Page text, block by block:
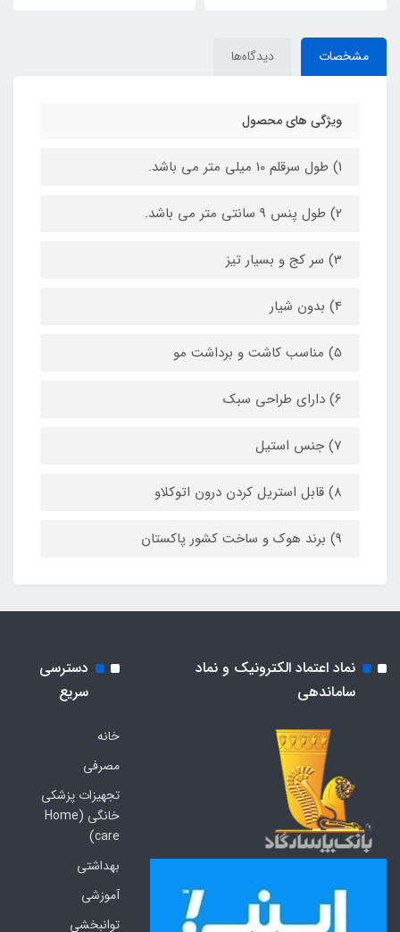
مشخصات دیدگاه‌ها
ویژگی های محصول
1) طول سرقلم 10 میلی متر می باشد.
2) طول پنس 9 سانتی متر می باشد.
3) سر کج و بسیار تیز
4) بدون شیار
5) مناسب کاشت و برداشت مو
6) دارای طراحی سبک
7) جنس استیل
8) قابل استریل کردن درون اتوکلاو
9) برند هوک و ساخت کشور پاکستان
نماد اعتماد الکترونیک و نماد
ساماندهی
دسترسی
سریع
خانه
مصرفی
تجهیزات پزشکی
خانگی (Home
care)
بهداشتی
آموزشی
توانبخشی